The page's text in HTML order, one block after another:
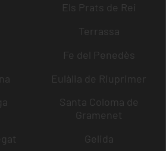
Els Prats de Rei
Terrassa
Fe del Penedès
Eulàlia de Riuprimer
Santa Coloma de
Gramenet
Gelida